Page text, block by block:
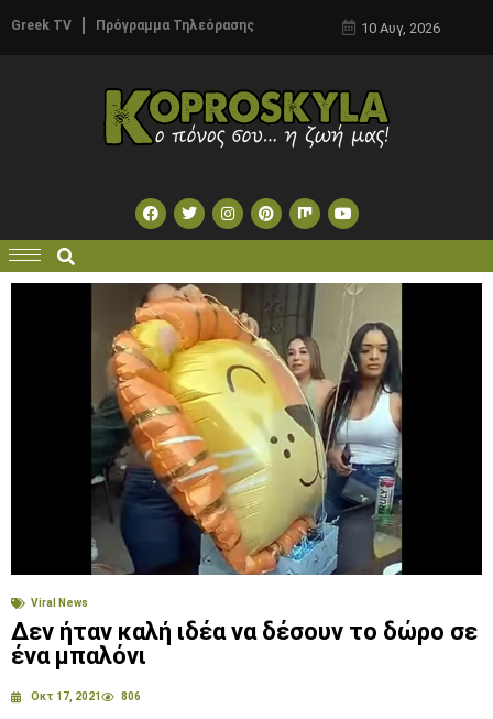
Greek TV Πρόγραμμα Τηλεόρασης 10 Αυγ, 2026
Viral News
Δεν ήταν καλή ιδέα να δέσουν το δώρο σε
ένα μπαλόνι
Οκτ 17, 2021 806